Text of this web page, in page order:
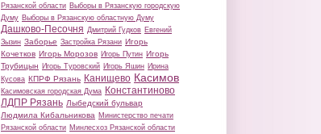
Рязанской области Выборы в Рязанскую городскую
Думу Выборы в Рязанскую областную Думу
Дашково-Песочня Дмитрий Гудков Евгений
Зызин Заборье Застройка Рязани Игорь
Кочетков Игорь Морозов Игорь Путин Игорь
Трубицын Игорь Туровский Игорь Яшин Ирина
Кусова КПРФ Рязань Канищево Касимов
Касимовская городская Дума Константиново
ЛДПР Рязань Лыбедский бульвар
Людмила Кибальникова Министерство печати
Рязанской области Минлесхоз Рязанской области